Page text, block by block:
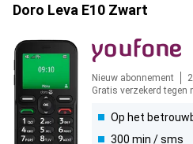
Doro Leva E10 Zwart
Nieuw abonnement
Gratis verzekerd tegen
Op het
300 min / sms